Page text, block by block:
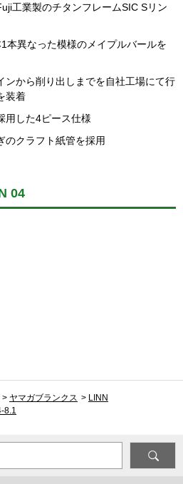
工業製のチタンフレームSIC Sリン
本異なった模様のメイプルバールを
ンから削り出しまでを自社工場にて行
装着
用した4ピース仕様
のクラフト紙管を採用
04
> ヤマガブランクス > LINN
8.1